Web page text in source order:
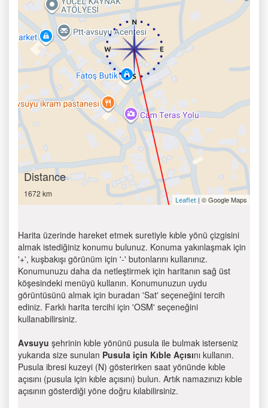
Distance
1672 km
Leaflet | © Google Maps
Harita üzerinde hareket etmek suretiyle kıble yönü çizgisini
almak istediğiniz konumu bulunuz. Konuma yakınlaşmak için
'+', kuşbakışı görünüm için '-' butonlarını kullanınız.
Konumunuzu daha da netleştirmek için haritanın sağ üst
köşesindeki menüyü kullanın. Konumunuzun uydu
görüntüsünü almak için buradan 'Sat' seçeneğini tercih
ediniz. Farklı harita tercihi için 'OSM' seçeneğini
kullanabilirsiniz.
Avsuyu şehrinin kıble yönünü pusula ile bulmak isterseniz
yukarıda size sunulan Pusula için Kıble Açısını kullanın.
Pusula ibresi kuzeyi (N) gösterirken saat yönünde kıble
açısını (pusula için kıble açısını) bulun. Artık namazınızı kıble
açısının gösterdiği yöne doğru kılabilirsiniz.